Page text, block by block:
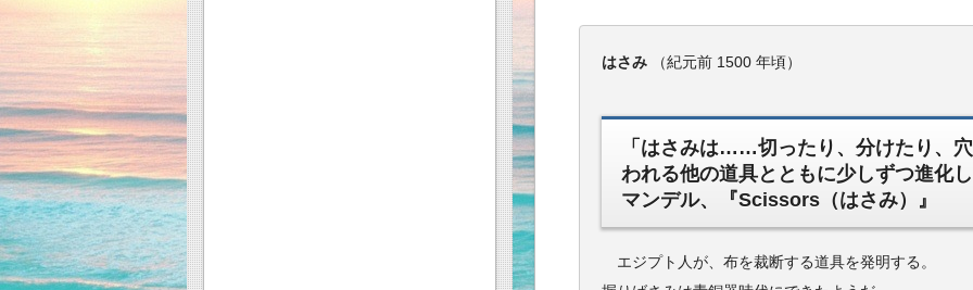
はさみ（紀元前 1500 年頃）
「はさみは……切ったり、分けたり、
われる他の道具とともに少しずつ進化
マンデル、『Scissors（はさみ）』
エジプト人が、布を裁断する道具を発明する。